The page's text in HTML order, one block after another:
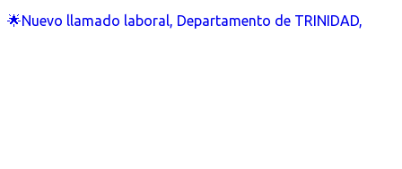
🌟Nuevo llamado laboral, Departamento de TRINIDAD,